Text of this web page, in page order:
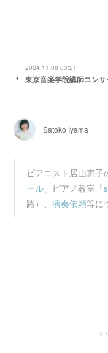
2024.11.08 03:21
東京音楽学院講師コンサ
Satoko Iyama
ピアニスト居山恵子
ール 、ピアノ教室「
路）、演奏依頼等に
©